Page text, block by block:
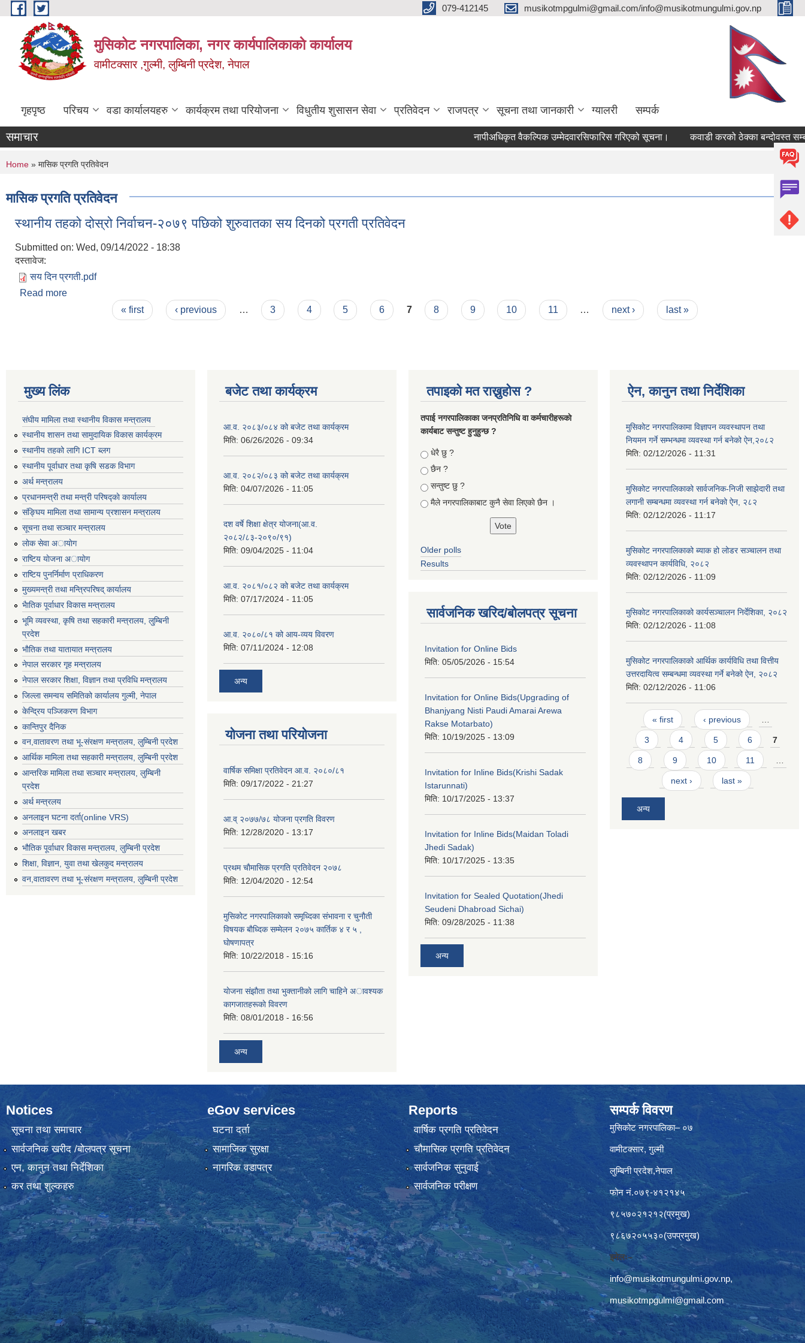
Skip to main content 079-412145 musikotmpgulmi@gmail.com/info@musikotmungulmi.gov.np
मुसिकोट नगरपालिका, नगर कार्यपालिकाकाे कार्यालय
वामीटक्सार ,गुल्मी, लुम्बिनी प्रदेश, नेपाल
गृहपृष्ठ परिचय वडा कार्यालयहरु कार्यक्रम तथा परियोजना विधुतीय शुसासन सेवा प्रतिवेदन राजपत्र सूचना तथा जानकारी ग्यालरी सम्पर्क
समाचार नापीअधिकृत वैकल्पिक उम्मेदवारसिफारिस गरिएको सूचना। कवाडी करको ठेक्का बन्दोवस्त सम्बन्धी
You are here
Home » मासिक प्रगति प्रतिवेदन
मासिक प्रगति प्रतिवेदन
स्थानीय तहको दोस्रो निर्वाचन-२०७९ पछिको शुरुवातका सय दिनको प्रगती प्रतिवेदन
Submitted on: Wed, 09/14/2022 - 18:38
दस्तावेज:
सय दिन प्रगती.pdf
Read more
« first ‹ previous … 3 4 5 6 7 8 9 10 11 … next › last »
मुख्य लिंक
संघीय मामिला तथा स्थानीय विकास मन्त्रालय
स्थानीय शासन तथा सामुदायिक विकास कार्यक्रम
स्थानीय तहको लागि ICT ब्लग
स्थानीय पूर्वाधार तथा कृषि सडक विभाग
अर्थ मन्त्रालय
प्रधानमन्त्री तथा मन्त्री परिषद्काे कार्यालय
संङ्घिय मामिला तथा सामान्य प्रशासन मन्त्रालय
सूचना तथा सञ्चार मन्त्रालय
लाेक सेवा अायाेग
राष्टिय याेजना अायाेग
राष्टिय पुनर्निर्माण प्राधिकरण
मुख्यमन्त्री तथा मन्त्रिपरिषद् कार्यालय
भैातिक पूर्वाधार विकास मन्त्रालय
भूमि व्यवस्था, कृषि तथा सहकारी मन्त्रालय, लु्म्बिनी
प्रदेश
भाैतिक तथा यातायात मन्त्रालय
नेपाल सरकार गृह मन्त्रालय
नेपाल सरकार शिक्षा, विज्ञान तथा प्रविधि मन्त्रालय
जिल्ला समन्वय समितिको कार्यालय गुल्मी, नेपाल
केन्द्रिय पञ्जिकरण विभाग
कान्तिपुर दैनिक
वन,वातावरण तथा भू-संरक्षण मन्त्रालय, लुम्बिनी प्रदेश
आर्थिक मामिला तथा सहकारी मन्त्रालय, लुम्बिनी प्रदेश
आन्तरिक मामिला तथा सञ्चार मन्त्रालय, लुम्बिनी
प्रदेश
अर्थ मन्त्रलय
अनलाइन घटना दर्ता(online VRS)
अनलाइन खबर
भौतिक पूर्वाधार विकास मन्त्रालय, लुम्बिनी प्रदेश
शिक्षा, विज्ञान, युवा तथा खेलकुद मन्‍‍त्रालय
वन,वातावरण तथा भू-संरक्षण मन्त्रालय, लुम्बिनी प्रदेश
बजेट तथा कार्यक्रम
आ.व. २०८३/०८४ को बजेट तथा कार्यक्रम
मिति: 06/26/2026 - 09:34
आ.व. २०८२/०८३ को बजेट तथा कार्यक्रम
मिति: 04/07/2026 - 11:05
दश वर्षे शिक्षा क्षेत्र योजना(आ.व.
२०८२/८३-२०९०/९१)
मिति: 09/04/2025 - 11:04
आ.व. २०८१/०८२ को बजेट तथा कार्यक्रम
मिति: 07/17/2024 - 11:05
आ.व. २०८०/८१ को आय-व्यय विवरण
मिति: 07/11/2024 - 12:08
अन्य
योजना तथा परियोजना
वार्षिक समिक्षा प्रतिवेदन आ.व. २०८०/८१
मिति: 09/17/2022 - 21:27
आ.व् २०७७/७८ योजना प्रगति विवरण
मिति: 12/28/2020 - 13:17
प्रथम चाैमासिक प्रगति प्रतिवेदन २०७८
मिति: 12/04/2020 - 12:54
मुसिकाेट नगरपालिकाकाे समृध्दिका संभावना र चुनाैती
विषयक बाैध्दिक सम्मेलन २०७५ कार्तिक ४ र ५ ,
घाेषणापत्र
मिति: 10/22/2018 - 15:16
याेजना संझाैता तथा भुक्तानीकाे लागि चाहिने अावश्यक
कागजातहरूकाे विवरण
मिति: 08/01/2018 - 16:56
अन्य
तपाइको मत राख्नुहोस ?
तपा‌ई नगरपालिकाका जनप्रतिनिधि वा कर्मचारीहरूकाे
कार्यबाट सन्तुष्ट हुनुहुन्छ ?
Choices
धेरै छु ?
छैन ?
सन्तुष्ट छु ?
मैले नगरपालिकाबाट कुनै सेवा लिएकाे छैन ।
Older polls
Results
सार्वजनिक खरिद/बोलपत्र सूचना
Invitation for Online Bids
मिति: 05/05/2026 - 15:54
Invitation for Online Bids(Upgrading of
Bhanjyang Nisti Paudi Amarai Arewa
Rakse Motarbato)
मिति: 10/19/2025 - 13:09
Invitation for Inline Bids(Krishi Sadak
Istarunnati)
मिति: 10/17/2025 - 13:37
Invitation for Inline Bids(Maidan Toladi
Jhedi Sadak)
मिति: 10/17/2025 - 13:35
Invitation for Sealed Quotation(Jhedi
Seudeni Dhabroad Sichai)
मिति: 09/28/2025 - 11:38
अन्य
ऐन, कानुन तथा निर्देशिका
मुसिकोट नगरपालिकामा विज्ञापन व्यवस्थापन तथा
नियमन गर्ने सम्भन्धमा व्यवस्था गर्न बनेको ऐन,२०८२
मिति: 02/12/2026 - 11:31
मुसिकोट नगरपालिकाको सार्वजनिक-निजी साझेदारी तथा
लगानी सम्बन्धमा व्यवस्था गर्न बनेको ऐन, २८२
मिति: 02/12/2026 - 11:17
मुसिकोट नगरपालिकाको ब्याक हो लोडर सञ्चालन तथा
व्यवस्थापन कार्यविधि, २०८२
मिति: 02/12/2026 - 11:09
मुसिकोट नगरपालिकाको कार्यसञ्चालन निर्देशिका, २०८२
मिति: 02/12/2026 - 11:08
मुसिकोट नगरपालिकाको आर्थिक कार्यविधि तथा वित्तीय
उत्तरदायित्व सम्बन्धमा व्यवस्था गर्ने बनेको ऐन, २०८२
मिति: 02/12/2026 - 11:06
Pages
« first ‹ previous …
3 4 5 6 7
8 9 10 11 …
next › last »
अन्य
Notices
सूचना तथा समाचार
सार्वजनिक खरीद /बोलपत्र सूचना
एन, कानुन तथा निर्देशिका
कर तथा शुल्कहरु
eGov services
घटना दर्ता
सामाजिक सुरक्षा
नागरिक वडापत्र
Reports
वार्षिक प्रगति प्रतिवेदन
चौमासिक प्रगति प्रतिवेदन
सार्वजनिक सुनुवाई
सार्वजनिक परीक्षण
सम्पर्क विवरण
मुसिकोट नगरपालिका– ०७
वामीटक्सार, गुल्मी
लुम्बिनी प्रदेश,नेपाल
फोन नं.०७९-४१२१४५
९८५७०२१२१२(प्रमुख)
९८६७२०५५३०(उपप्रमुख)
इमेलः–
info@musikotmungulmi.gov.np,
musikotmpgulmi@gmail.com